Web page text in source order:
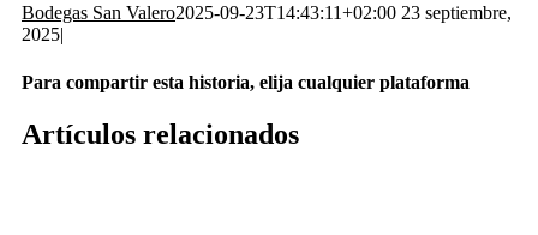
Bodegas San Valero2025-09-23T14:43:11+02:00 23 septiembre,
2025
Para compartir esta historia, elija cualquier plataforma
Facebook
X
Reddit
LinkedIn
WhatsApp
Telegram
Tumblr
Pinterest
Vk
Xing
Correo
electrónico
Artículos relacionados